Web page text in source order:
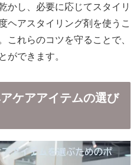
かし、必要に応じてスタイリ
ヘアスタイリング剤を使うこ
これらのコツを守ることで、
ができます。
ケアアイテムの選び